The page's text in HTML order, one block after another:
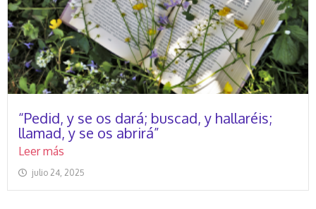
“Pedid, y se os dará; buscad, y hallaréis;
llamad, y se os abrirá”
Leer más
julio 24, 2025